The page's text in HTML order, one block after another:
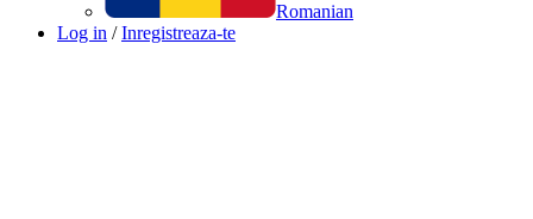
Romanian
Log in / Inregistreaza-te